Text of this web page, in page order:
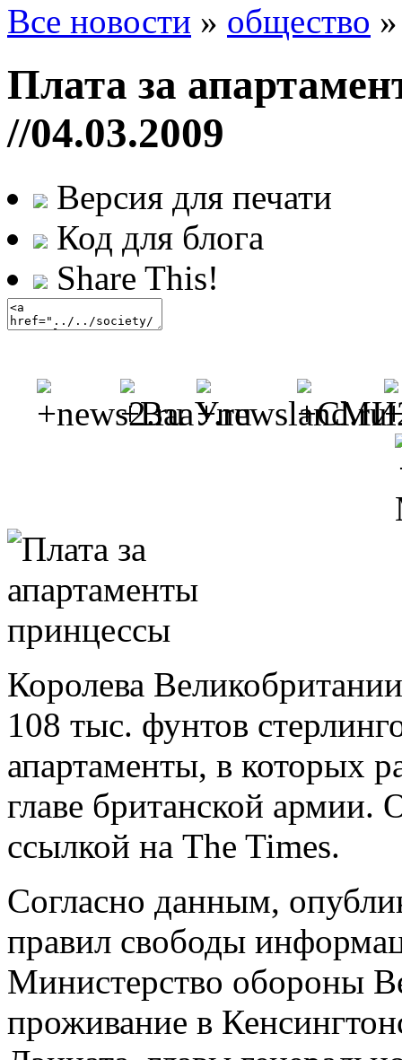
Все новости » общество »
Плата за
//04.03.2009
Версия для печати
Код для блога
Share This!
Королева
108 тыс. фунтов
апартаменты, в которых
главе британской армии.
ссылкой на The Times.
Согласно данным,
правил свободы
Министерство обороны
проживание в